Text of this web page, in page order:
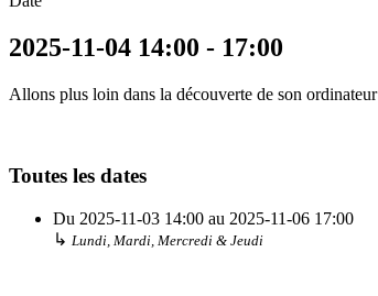
2025-11-04 14:00 - 17:00
Allons plus loin dans la découverte de son ordinateur
Toutes les dates
Du 2025-11-03 14:00 au 2025-11-06 17:00
↳ Lundi, Mardi, Mercredi & Jeudi